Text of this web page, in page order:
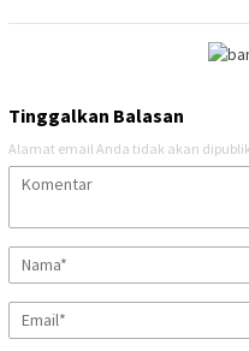
Tinggalkan Balasan
Alamat email Anda tidak akan